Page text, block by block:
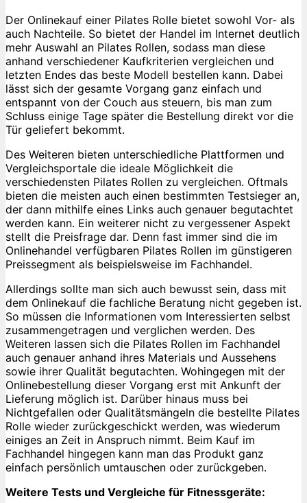
Der Onlinekauf einer Pilates Rolle bietet sowohl Vor- als
auch Nachteile. So bietet der Handel im Internet deutlich
mehr Auswahl an Pilates Rollen, sodass man diese
anhand verschiedener Kaufkriterien vergleichen und
letzten Endes das beste Modell bestellen kann. Dabei
lässt sich der gesamte Vorgang ganz einfach und
entspannt von der Couch aus steuern, bis man zum
Schluss einige Tage später die Bestellung direkt vor die
Tür geliefert bekommt.
Des Weiteren bieten unterschiedliche Plattformen und
Vergleichsportale die ideale Möglichkeit die
verschiedensten Pilates Rollen zu vergleichen. Oftmals
bieten die meisten auch einen bestimmten Testsieger an,
der dann mithilfe eines Links auch genauer begutachtet
werden kann. Ein weiterer nicht zu vergessener Aspekt
stellt die Preisfrage dar. Denn fast immer sind die im
Onlinehandel verfügbaren Pilates Rollen im günstigeren
Preissegment als beispielsweise im Fachhandel.
Allerdings sollte man sich auch bewusst sein, dass mit
dem Onlinekauf die fachliche Beratung nicht gegeben ist.
So müssen die Informationen vom Interessierten selbst
zusammengetragen und verglichen werden. Des
Weiteren lassen sich die Pilates Rollen im Fachhandel
auch genauer anhand ihres Materials und Aussehens
sowie ihrer Qualität begutachten. Wohingegen mit der
Onlinebestellung dieser Vorgang erst mit Ankunft der
Lieferung möglich ist. Darüber hinaus muss bei
Nichtgefallen oder Qualitätsmängeln die bestellte Pilates
Rolle wieder zurückgeschickt werden, was wiederum
einiges an Zeit in Anspruch nimmt. Beim Kauf im
Fachhandel hingegen kann man das Produkt ganz
einfach persönlich umtauschen oder zurückgeben.
Weitere Tests und Vergleiche für Fitnessgeräte: